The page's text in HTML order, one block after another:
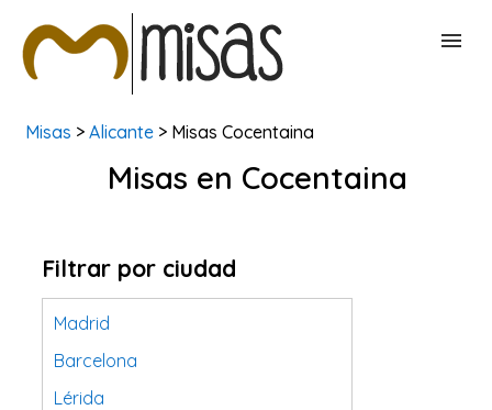
BUSCAR MISAS
Misas > Alicante > Misas Cocentaina
Misas en Cocentaina
Filtrar por ciudad
Madrid
Barcelona
Lérida